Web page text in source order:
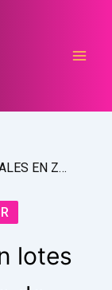
ALERTA POR ESTAFAS CON LOTES FISCALES EN ZONA NORTE DE COMODORO
lotes